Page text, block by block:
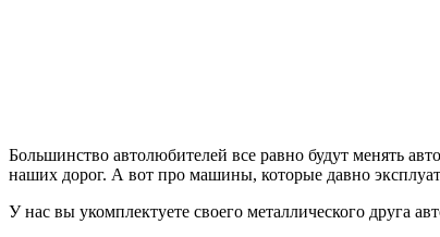
Большинство автолюбителей все равно будут менять
наших дорог. А вот про машины, которые давно
У нас вы укомплектуете своего металлического друга